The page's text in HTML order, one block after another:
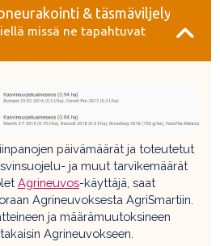
& täsmäviljely
missä ne tapahtuvat
päivämäärät ja toteutetut
ja muut tarvikemäärät
Agrineuvos-käyttäjä, saat
Agrineuvoksesta AgriSmartiin.
ja määrämuutoksineen
Agrineuvokseen.